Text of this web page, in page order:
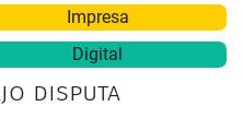
Impresa
Digital
disputa